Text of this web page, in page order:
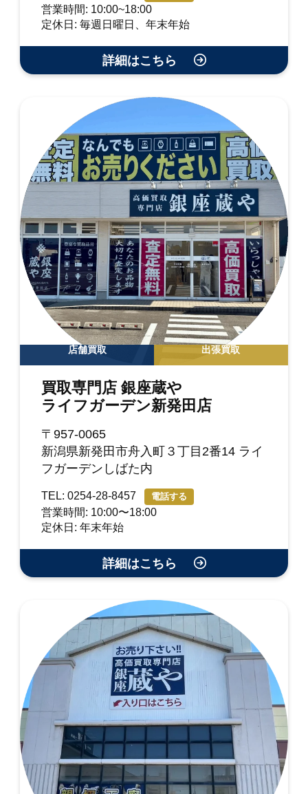
営業時間: 10:00~18:00
定休日: 毎週日曜日、年末年始
詳細はこちら
店舗買取 出張買取
買取専門店 銀座蔵や
ライフガーデン新発田店
〒957-0065
新潟県新発田市舟入町３丁目2番14 ライ
フガーデンしばた内
TEL: 0254-28-8457 電話する
営業時間: 10:00〜18:00
定休日: 年末年始
詳細はこちら